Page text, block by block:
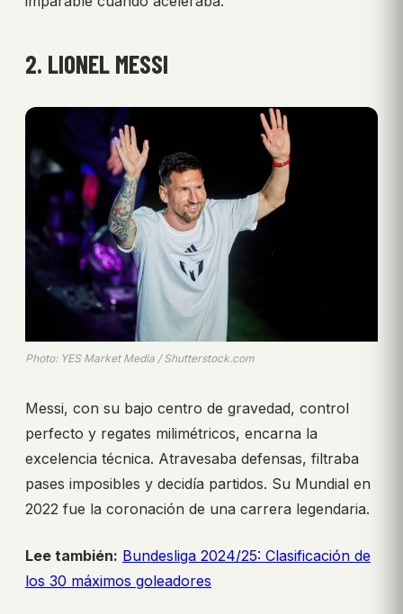
2. LIONEL MESSI
Photo: YES Market Media / Shutterstock.com
Messi, con su bajo centro de gravedad, control
perfecto y regates milimétricos, encarna la
excelencia técnica. Atravesaba defensas, filtraba
pases imposibles y decidía partidos. Su Mundial en
2022 fue la coronación de una carrera legendaria.
Lee también: Bundesliga 2024/25: Clasificación de
los 30 máximos goleadores